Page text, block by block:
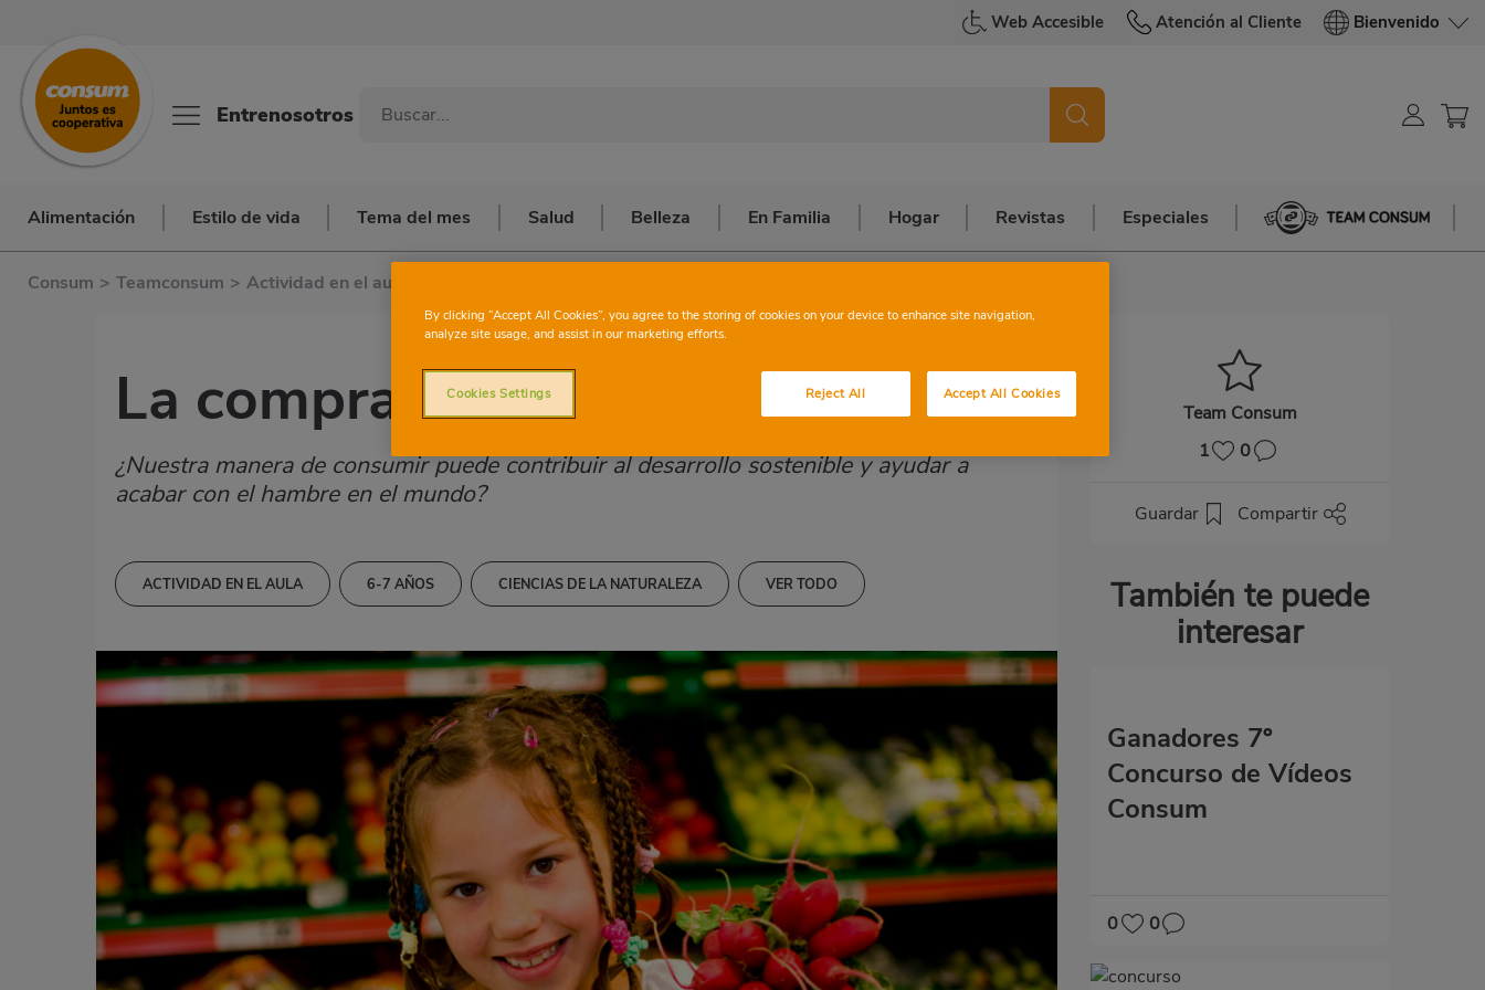
Web Accesible Atención al Cliente Bienvenido
Entrenosotros
Alimentación Estilo de vida Tema del mes Salud Belleza En Familia Hogar Revistas Especiales Team Consum
Consum > Teamconsum > Actividad en el aula
Team Consum
1
0
Guardar Compartir
También te puede
interesar
Ganadores 7º
Concurso de Vídeos
Consum
0 0
La compra sostenible
¿Nuestra manera de consumir puede contribuir al desarrollo sostenible y ayudar a
acabar con el hambre en el mundo?
ACTIVIDAD EN EL AULA 6-7 AÑOS CIENCIAS DE LA NATURALEZA VER TODO
By clicking “Accept All Cookies”, you agree to the storing of cookies on your device to enhance site navigation,
analyze site usage, and assist in our marketing efforts.
Reject All Accept All Cookies
Cookies Settings